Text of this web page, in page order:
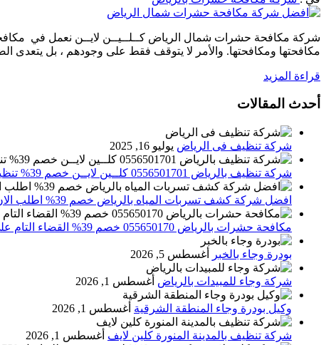
شركة مكافحة حشرات شمال الرياض كــلــيــن لايــن نعمل في
مكافحتها ومكافحتها. والأمر لا يتوقف فقط على وجودهم ، بل يتعدى
قراءة المزيد
أحدث المقالات
شركة تنظيف فى الرياض يوليو 16, 2025
شركة تنظيف بالرياض 0556501701 كلــين لايــن خصم 39% تنظيف وتعقيم المنازل باحدث الاجهزة
افضل شركة كشف تسربات المياه بالرياض خصم 39% اطلب الان 0556501701‬‏ – تقارير معتمدة
مكافحة حشرات بالرياض 055650170 خصم 39% القضاء التام علي الحشرات والقوارض
بودرة وجاء بالخبر أغسطس 5, 2026
شركة وجاء للمبيدات بالرياض أغسطس 1, 2026
وكيل بودرة وجاء المنطقة الشرقية أغسطس 1, 2026
شركة تنظيف بالمدينة المنورة كلين لايف أغسطس 1, 2026